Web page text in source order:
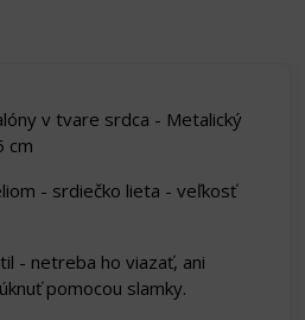
v tvare srdca - Metalický
cm
- srdiečko lieta - veľkosť
- netreba ho viazať, ani
pomocou slamky.